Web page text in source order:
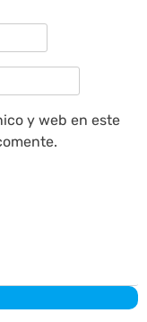
y web en este